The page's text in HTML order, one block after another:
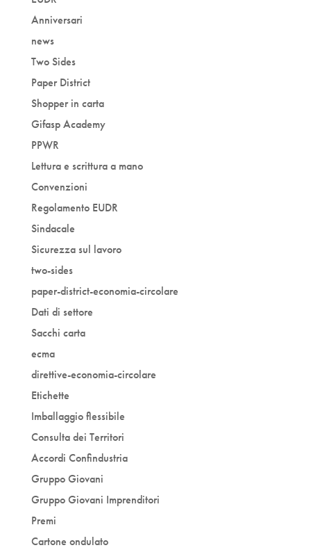
Anniversari
news
Two Sides
Paper District
Shopper in carta
Gifasp Academy
PPWR
Lettura e scrittura a mano
Convenzioni
Regolamento EUDR
Sindacale
Sicurezza sul lavoro
two-sides
paper-district-economia-circolare
Dati di settore
Sacchi carta
ecma
direttive-economia-circolare
Etichette
Imballaggio flessibile
Consulta dei Territori
Accordi Confindustria
Gruppo Giovani
Gruppo Giovani Imprenditori
Premi
Cartone ondulato